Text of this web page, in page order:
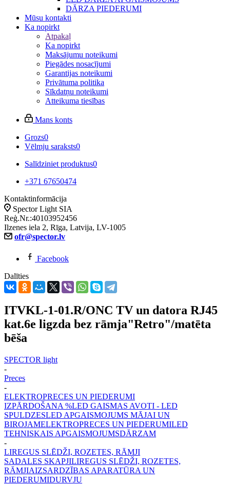
DĀRZA PIEDERUMI
Mūsu kontakti
Ka nopirkt
Atpakaļ
Ka nopirkt
Maksājumu noteikumi
Piegādes nosacījumi
Garantijas noteikumi
Privātuma politika
Sīkdatņu noteikumi
Atteikuma tiesības
Mans konts
Grozs0
Vēlmju saraksts0
Salīdziniet produktus0
+371 67650474
Kontaktinformācija
Spector Light SIA
Reģ.Nr.:40103952456
Ilzenes iela 2, Rīga, Latvija, LV-1005
ofr@spector.lv
Facebook
Dalīties
ITVKL-1-01.R/ONC TV un datora RJ45
kat.6e ligzda bez rāmja"Retro"/matēta
bēša
SPECTOR light
-
Preces
-
ELEKTROPRECES UN PIEDERUMI
IZPĀRDOŠANA %LED GAISMAS AVOTI - LED
SPULDZESLED APGAISMOJUMS MĀJAI UN
BIROJAMELEKTROPRECES UN PIEDERUMILED
TEHNISKAIS APGAISMOJUMSDĀRZAM
-
LIREGUS SLĒDŽI, ROZETES, RĀMJI
SADALES SKAPJILIREGUS SLĒDŽI, ROZETES,
RĀMJIAIZSARDZĪBAS APARATŪRA UN
PIEDERUMIDURVJU